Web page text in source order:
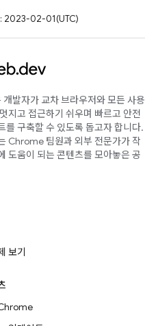
: 2023-02-01(UTC)
발자가 교차 브라우저와 모든 사용
지고 접근하기 쉬우며 빠르고 안전
를 구축할 수 있도록 돕고자 합니다.
Chrome 팀원과 외부 전문가가 작
도움이 되는 콘텐츠를 모아놓은 공
보기